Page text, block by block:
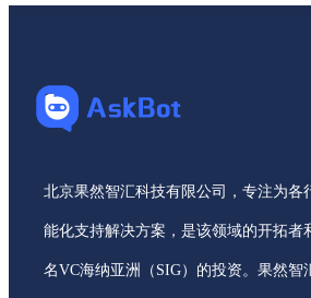
北京果然智汇科技有限公司，专注为各
能化支持解决方案，是该领域的开拓者
名VC海纳亚洲（SIG）的投资。果然智